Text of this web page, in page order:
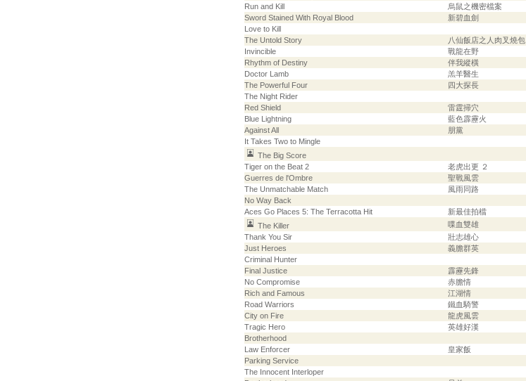
Run and Kill
烏鼠之機密檔案
Sword Stained With Royal Blood
新碧血劍
Love to Kill
The Untold Story
八仙飯店之人肉叉燒包
Invincible
戰龍在野
Rhythm of Destiny
伴我縱橫
Doctor Lamb
羔羊醫生
The Powerful Four
四大探長
The Night Rider
Red Shield
雷霆掃穴
Blue Lightning
藍色霹靂火
Against All
朋黨
It Takes Two to Mingle
The Big Score
Tiger on the Beat 2
老虎出更 ２
Guerres de l'Ombre
聖戰風雲
The Unmatchable Match
風雨同路
No Way Back
Aces Go Places 5: The Terracotta Hit
新最佳拍檔
The Killer
喋血雙雄
Thank You Sir 壯志雄心
Just Heroes
義膽群英
Criminal Hunter
Final Justice
霹靂先鋒
No Compromise
赤膽情
Rich and Famous
江湖情
Road Warriors
鐵血騎警
City on Fire
龍虎風雲
Tragic Hero
英雄好漢
Brotherhood
Law Enforcer
皇家飯
Parking Service
The Innocent Interloper